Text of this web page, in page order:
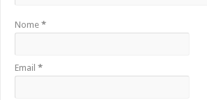
Nome *
Email *